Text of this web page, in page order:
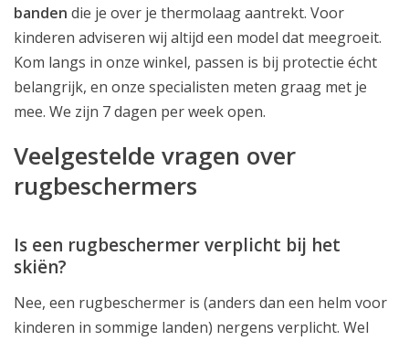
banden die je over je thermolaag aantrekt. Voor
kinderen adviseren wij altijd een model dat meegroeit.
Kom langs in onze winkel, passen is bij protectie écht
belangrijk, en onze specialisten meten graag met je
mee. We zijn 7 dagen per week open.
Veelgestelde vragen over
rugbeschermers
Is een rugbeschermer verplicht bij het
skiën?
Nee, een rugbeschermer is (anders dan een helm voor
kinderen in sommige landen) nergens verplicht. Wel